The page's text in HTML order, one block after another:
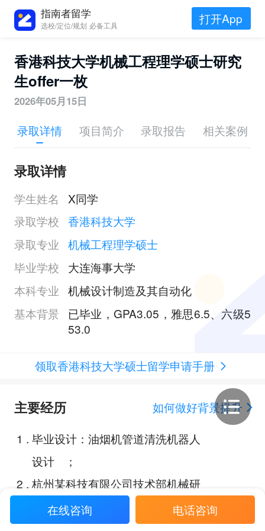
指南者留学
选校/定位/规划 必备工具 打开App
香港科技大学机械工程理学硕士研究
生offer一枚
2026年05月15日
录取详情 项目简介 录取报告 相关案例
录取详情
学生姓名
X同学
录取学校 香港科技大学
录取专业 机械工程理学硕士
毕业学校
大连海事大学
本科专业 机械设计制造及其自动化
基本背景
已毕业，GPA3.05，雅思6.5、六级5
53.0
领取香港科技大学硕士留学申请手册
主要经历
如何做好背景提升
1 . 毕业设计：油烟机管道清洗机器人
设计 ；
2 . 杭州某科技有限公司技术部机械研
发实习生；
在线咨询 电话咨询